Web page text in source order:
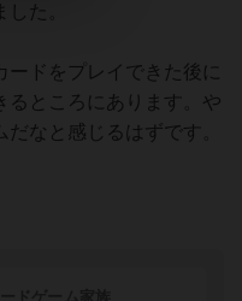
た。
ドをプレイできた後に
るところにあります。や
なと感じるはずです。